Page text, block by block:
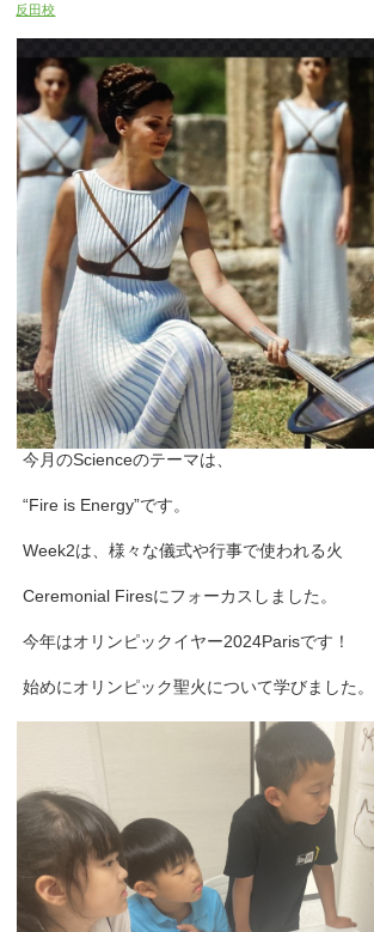
反田校
今月のScienceのテーマは、
“Fire is Energy”です。
Week2は、様々な儀式や行事で使われる火
Ceremonial Firesにフォーカスしました。
今年はオリンピックイヤー2024Parisです！
始めにオリンピック聖火について学びました。